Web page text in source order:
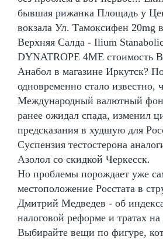
бывшая рижанка Площадь у
вокзала Ул. Тамоксифен 20mg
Верхняя Салда - Ilium
DYNATROPE 4ME стоимость
Анабол в магазине Иркутск?
одновременно стало известно,
Международный валютный
ранее ожидал спада, изменил
предсказания в худшую для
Суспензия тестостерона
Азолол со скидкой Черкесск.
Но проблемы порождает уже
местоположение Росстата в
Дмитрий Медведев - об
налоговой реформе и тратах на
Выбирайте вещи по фигуре,